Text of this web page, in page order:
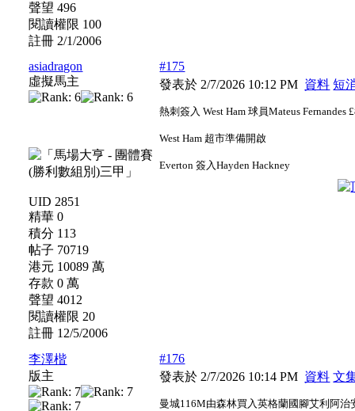
聲望 496
閱讀權限 100
註冊 2/1/2006
asiadragon
虛擬馬主
UID 2851
精華 0
積分 113
帖子 70719
港元 10089 萬
存款 0 萬
聲望 4012
閱讀權限 20
註冊 12/5/2006
#175
發表於 2/7/2026 10:12 PM 資料 短
熱刺簽入 West Ham 球員Mateus Fernandes
West Ham 超市準備開啟
Everton 簽入Hayden Hackney
李澤楷
版主
#176
發表於 2/7/2026 10:14 PM 資料 文
曼城116M由森林買入英格蘭國腳艾利阿治